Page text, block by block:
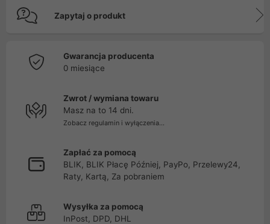
Zapytaj o produkt
Gwarancja producenta
0 miesiące
Zwrot / wymiana towaru
Masz na to 14 dni.
Zobacz regulamin i wyłączenia...
Zapłać za pomocą
BLIK, BLIK Płacę Później, PayPo, Przelewy24,
Raty, Kartą, Za pobraniem
Wysyłka za pomocą
InPost, DPD, DHL